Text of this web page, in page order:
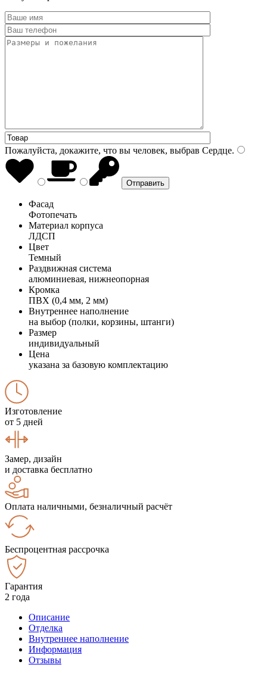
Пожалуйста, докажите, что вы человек, выбрав Сердце.
Фасад
Фотопечать
Материал корпуса
ЛДСП
Цвет
Темный
Раздвижная система
алюминиевая, нижнеопорная
Кромка
ПВХ (0,4 мм, 2 мм)
Внутреннее наполнение
на выбор (полки, корзины, штанги)
Размер
индивидуальный
Цена
указана за базовую комплектацию
Изготовление
от 5 дней
Замер, дизайн
и доставка бесплатно
Оплата наличными, безналичный расчёт
Беспроцентная рассрочка
Гарантия
2 года
Описание
Отделка
Внутреннее наполнение
Информация
Отзывы